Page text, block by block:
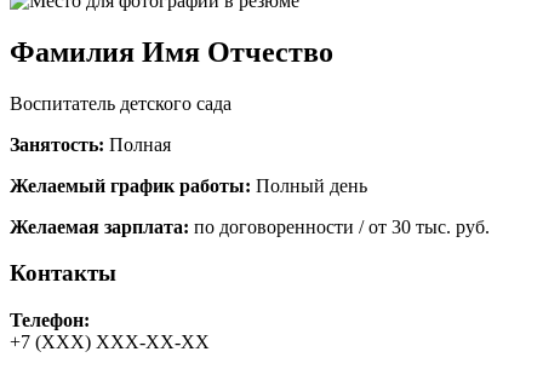
Фамилия Имя Отчество
Воспитатель детского сада
Занятость: Полная
Желаемый график работы: Полный день
Желаемая зарплата: по договоренности / от 30 тыс. руб.
Контакты
Телефон:
+7 (ХХХ) ХХХ-ХХ-ХХ